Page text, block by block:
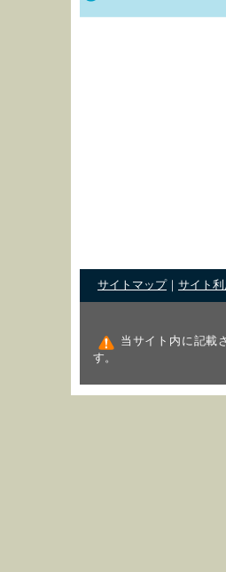
サイトマップ サイト
当サイト内に記載
す。